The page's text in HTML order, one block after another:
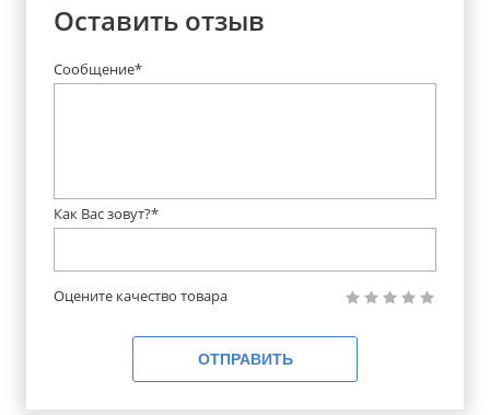
Оставить отзыв
Сообщение*
Как Вас зовут?*
Оцените качество товара
ОТПРАВИТЬ